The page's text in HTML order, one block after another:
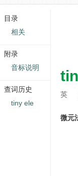
英
微元
目录
相关
附录
音标说明
查词历史
tiny ele